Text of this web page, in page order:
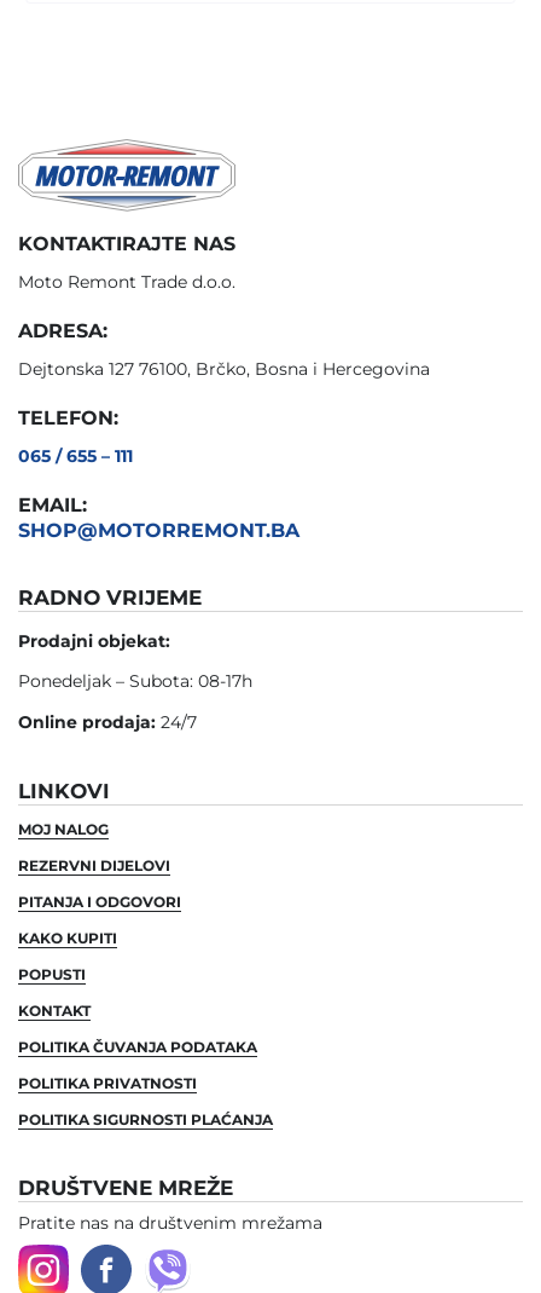
KONTAKTIRAJTE NAS
Moto Remont Trade d.o.o.
ADRESA:
Dejtonska 127 76100, Brčko, Bosna i Hercegovina
TELEFON:
065 / 655 – 111
EMAIL:
SHOP@MOTORREMONT.BA
RADNO VRIJEME
Prodajni objekat:
Ponedeljak – Subota: 08-17h
Online prodaja: 24/7
LINKOVI
MOJ NALOG
REZERVNI DIJELOVI
PITANJA I ODGOVORI
KAKO KUPITI
POPUSTI
KONTAKT
POLITIKA ČUVANJA PODATAKA
POLITIKA PRIVATNOSTI
POLITIKA SIGURNOSTI PLAĆANJA
DRUŠTVENE MREŽE
Pratite nas na društvenim mrežama